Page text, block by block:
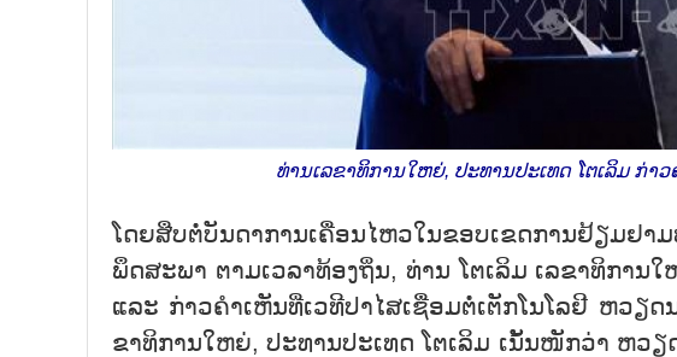
ທ່ານເລ​ຂາ​ທິ​ການ​ໃຫຍ່, ປະ​ທານ​ປະ​ເທດ ໂຕ​ເລິມ ກ່າວ​
ໂດຍ​ສືບ​ຕໍ່​ບັ​ນ​ດາ​ການ​ເຄື່ອນ​ໄຫວ​ໃນ​ຂອບ​ເຂ​ດ​ການ​ຢ້ຽມ​ຢາ
ພຶດ​ສະ​ພາ ຕາມ​ເວ​ລາ​ທ້ອງ​ຖິ່ນ, ທ່ານ ໂຕ​ເລິມ ເລ​ຂາ​ທິ​ການ​
ແລະ ກ່າວ​ຄຳ​ເຫັນ​ທີ່​ເວ​ທີ​ປາ​ໄສ​ເຊື່ອມ​ຕໍ່​ເຕັກ​ໂນ​ໂລ​ຢີ ຫວຽ
ຂາ​ທິ​ການ​ໃຫຍ່, ປະ​ທານ​ປະ​ເທດ ໂຕ​ເລິມ ເນັ້ນ​ໜັກ​ວ່າ ຫວ